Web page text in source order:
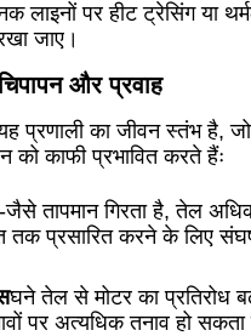
लाइनों पर हीट ट्रेसिंग या
जाए।
और प्रवाह
प्रणाली का जीवन स्तंभ है,
को काफी प्रभावित करते हैंः
तापमान गिरता है, तेल अधिक
प्रसारित करने के लिए
घने तेल से मोटर का प्रतिरोध
पर अत्यधिक तनाव हो सकता